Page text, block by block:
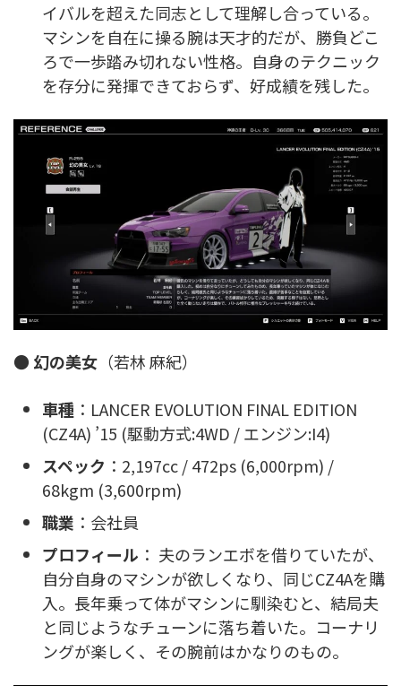
イバルを超えた同志として理解し合っている。
マシンを自在に操る腕は天才的だが、勝負どこ
ろで一歩踏み切れない性格。自身のテクニック
を存分に発揮できておらず、好成績を残した。
● 幻の美女 （若林 麻紀）
車種 ：LANCER EVOLUTION FINAL EDITION
(CZ4A) ’15 (駆動方式:4WD / エンジン:I4)
スペック ：2,197cc / 472ps (6,000rpm) /
68kgm (3,600rpm)
職業 ：会社員
プロフィール ： 夫のランエボを借りていたが、
自分自身のマシンが欲しくなり、同じCZ4Aを購
入。長年乗って体がマシンに馴染むと、結局夫
と同じようなチューンに落ち着いた。コーナリ
ングが楽しく、その腕前はかなりのもの。